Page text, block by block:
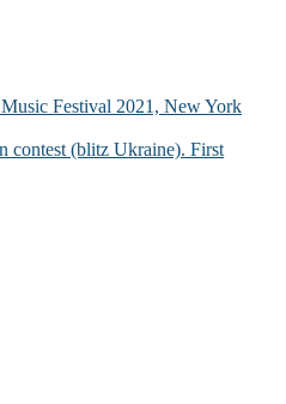
Festival 2021, New York
contest (blitz Ukraine). First